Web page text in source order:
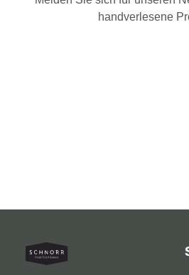
handverlesene